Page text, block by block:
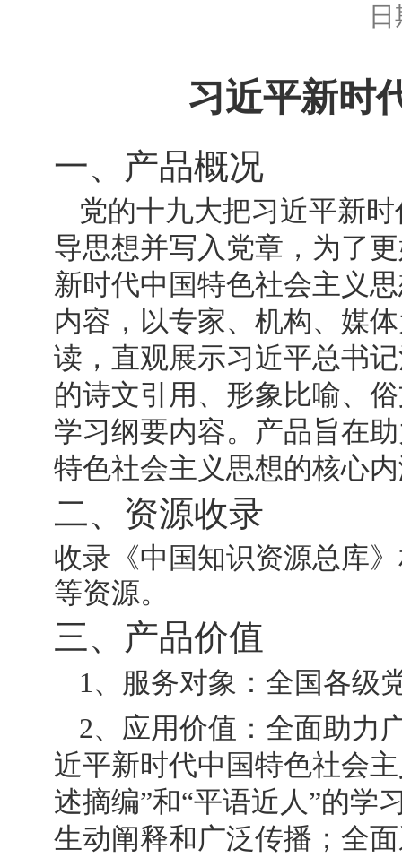
习近平新时
一、产品概况
党的十九大把习近平新
导思想并写入党章，为了
新时代中国特色社会主义
内容，以专家、机构、媒
读，直观展示习近平总书
的诗文引用、形象比喻、
学习纲要内容。产品旨在
特色社会主义思想的核心
二、资源收录
收录《中国知识资源总库
等资源。
三、产品价值
1 、服务对象：全国各级
2、应用价值：全面助力
近平新时代中国特色社会
述摘编”和“平语近人”的学
生动阐释和广泛传播；全